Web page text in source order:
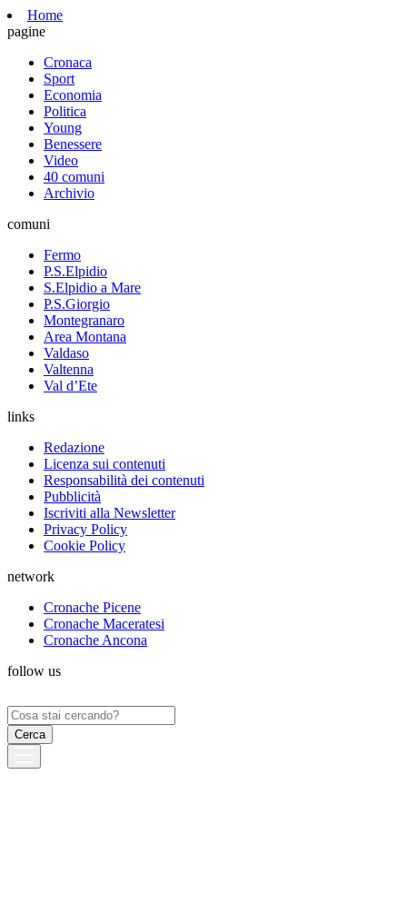
Home
pagine
Cronaca
Sport
Economia
Politica
Young
Benessere
Video
40 comuni
Archivio
comuni
Fermo
P.S.Elpidio
S.Elpidio a Mare
P.S.Giorgio
Montegranaro
Area Montana
Valdaso
Valtenna
Val d’Ete
links
Redazione
Licenza sui contenuti
Responsabilità dei contenuti
Pubblicità
Iscriviti alla Newsletter
Privacy Policy
Cookie Policy
network
Cronache Picene
Cronache Maceratesi
Cronache Ancona
follow us
Ricerca
per: